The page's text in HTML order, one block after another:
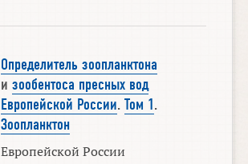
Определитель зоопланктона
и зообентоса пресных вод
Европейской России. Том 1 .
Зоопланктон
Европейской России